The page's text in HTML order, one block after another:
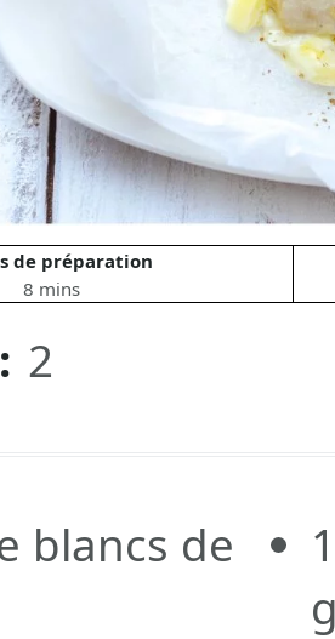
de préparation
8 mins
2
blancs de